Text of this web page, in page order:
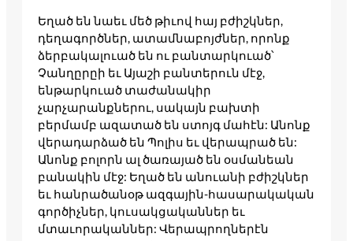
Եղած են նաեւ մեծ թիւով հայ բժիշկներ,
դեղագործներ, ատամնաբոյժներ, որոնք
ձերբակալուած են ու բանտարկուած՝
Չանղըրըի եւ Այաշի բանտերուն մէջ,
ենթարկուած տաժանակիր
չարչարանքներու, սակայն բախտի
բերմամբ ազատած են ստոյգ մահէն: Անոնք
վերադարձած են Պոլիս եւ վերապրած են:
Անոնք բոլորն ալ ծառայած են օսմանեան
բանակին մէջ: Եղած են անուանի բժիշկներ
եւ հանրածանօթ ազգային-հասարակական
գործիչներ, կուսակցականներ եւ
մտաւորականներ: Վերապրողներէն